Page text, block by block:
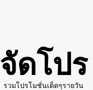
จัดโปร
รวมโปรโมชั่นเด็ดๆรายวัน